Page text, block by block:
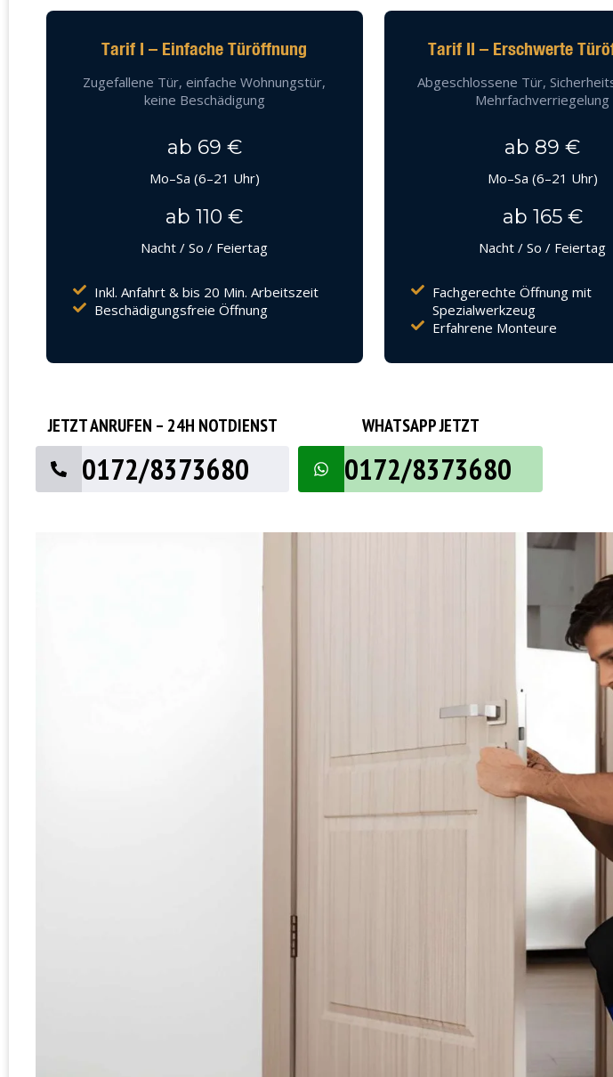
Tarif I – Einfache Türöffnung
Zugefallene Tür, einfache Wohnungstür,
keine Beschädigung
ab 69 €
Mo–Sa (6–21 Uhr)
ab 110 €
Nacht / So / Feiertag
Inkl. Anfahrt & bis 20 Min. Arbeitszeit
Beschädigungsfreie Öffnung
Tarif II – Erschwerte
Abgeschlossene Tür,
Mehrfachverriegelung
ab 89 €
Mo–Sa (6–21 Uhr)
ab 165 €
Nacht / So / Feiertag
Fachgerechte Öffnung mit
Spezialwerkzeug
Erfahrene Monteure
JETZT ANRUFEN – 24H NOTDIENST
0172/8373680
WHATSAPP JETZT
0172/8373680